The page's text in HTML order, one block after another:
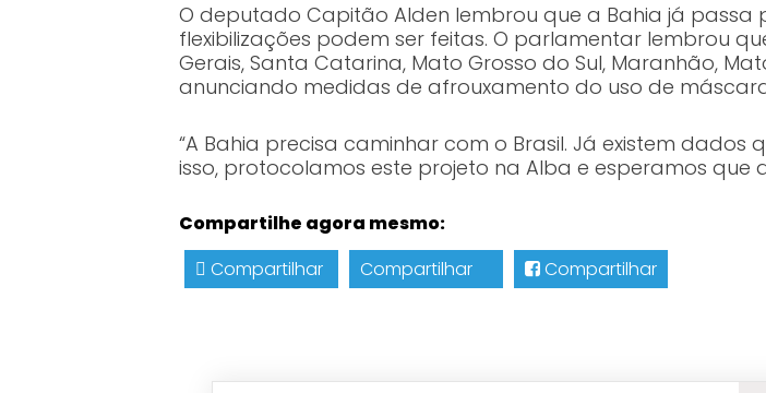
O deputado Capitão Alden lembrou que a Bahia já
flexibilizações podem ser feitas. O parlamentar lembrou
Gerais, Santa Catarina, Mato Grosso do Sul, Maranhão,
anunciando medidas de afrouxamento do uso de
“A Bahia precisa caminhar com o Brasil. Já existem dados
isso, protocolamos este projeto na Alba e esperamos que
Compartilhe agora mesmo:
Compartilhar
Compartilhar Compartilhar